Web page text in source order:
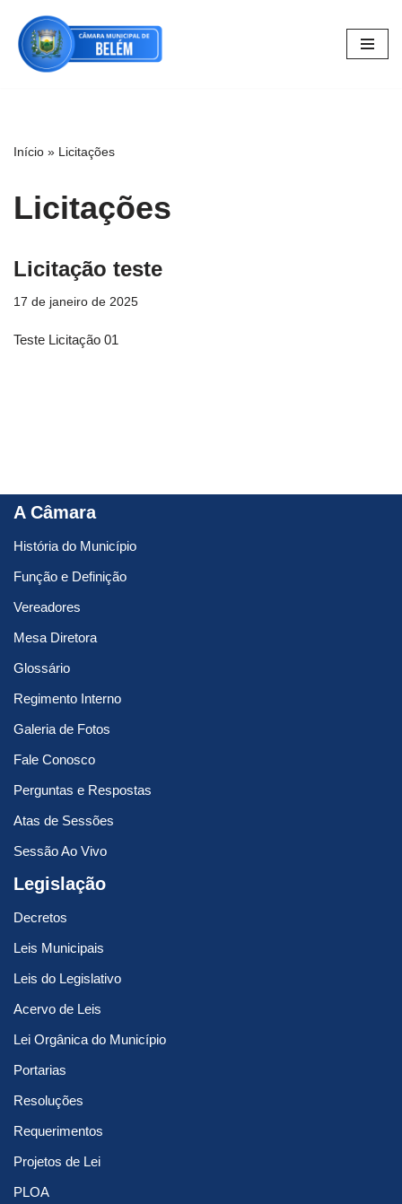
Pular
para
Início » Licitações
Licitações
Licitação teste
17 de janeiro de 2025
Teste Licitação 01
A Câmara
História do Município
Função e Definição
Vereadores
Mesa Diretora
Glossário
Regimento Interno
Galeria de Fotos
Fale Conosco
Perguntas e Respostas
Atas de Sessões
Sessão Ao Vivo
Legislação
Decretos
Leis Municipais
Leis do Legislativo
Acervo de Leis
Lei Orgânica do Município
Portarias
Resoluções
Requerimentos
Projetos de Lei
PLOA